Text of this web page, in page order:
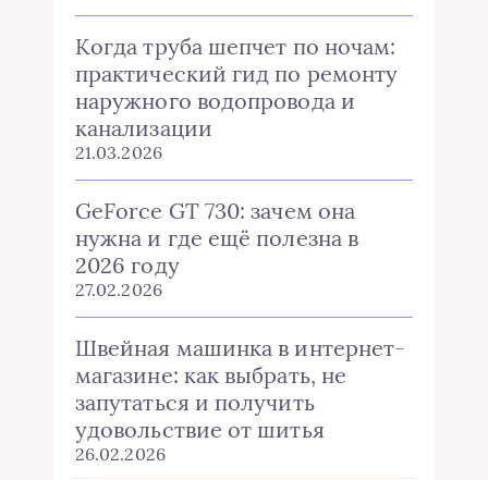
Когда труба шепчет по ночам:
практический гид по ремонту
наружного водопровода и
канализации
21.03.2026
GeForce GT 730: зачем она
нужна и где ещё полезна в
2026 году
27.02.2026
Швейная машинка в интернет-
магазине: как выбрать, не
запутаться и получить
удовольствие от шитья
26.02.2026